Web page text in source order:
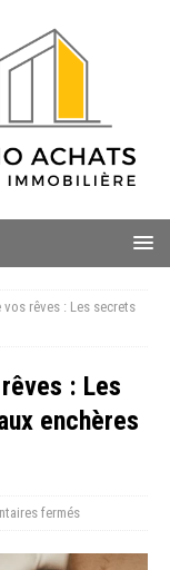
vos rêves : Les secrets
: Les
enchères
fermés